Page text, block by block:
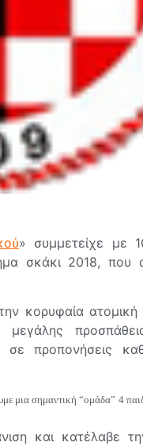
» συμμετείχε με
σκάκι 2018, που
κορυφαία ατομική
μεγάλης
σε προπονήσεις
μια σημαντική “ομάδα” 4
και κατέλαβε